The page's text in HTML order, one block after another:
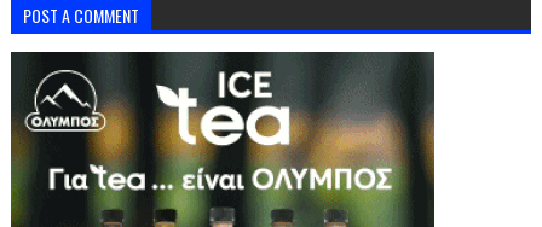
POST A COMMENT